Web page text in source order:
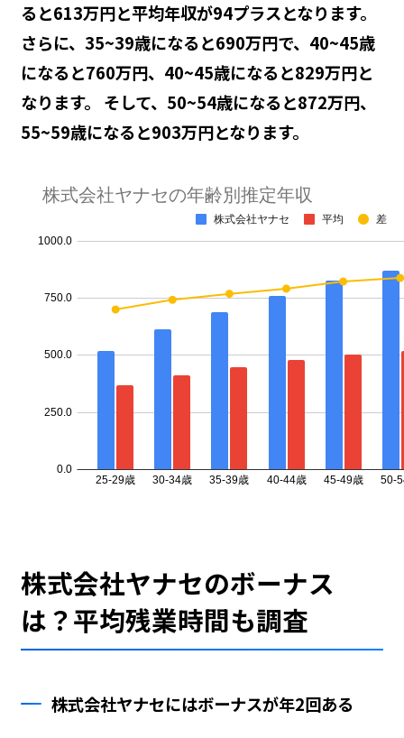
ると613万円と平均年収が94プラスとなります。
さらに、35~39歳になると690万円で、40~45歳
になると760万円、40~45歳になると829万円と
なります。 そして、50~54歳になると872万円、
55~59歳になると903万円となります。
株式会社ヤナセのボーナス
は？平均残業時間も調査
株式会社ヤナセにはボーナスが年2回ある